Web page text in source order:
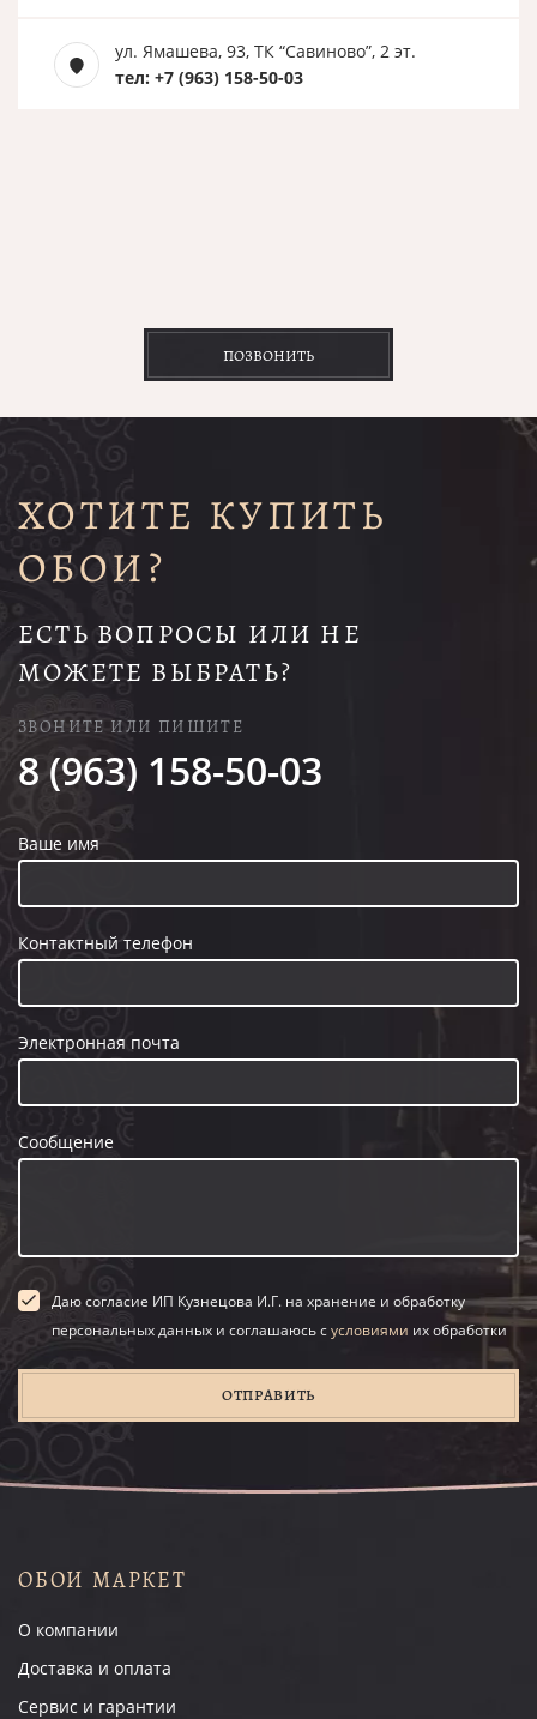
ул. Ямашева, 93, ТК “Савиново”, 2 эт.
тел: +7 (963) 158-50-03
ПОЗВОНИТЬ
ХОТИТЕ КУПИТЬ
ОБОИ?
ЕСТЬ ВОПРОСЫ ИЛИ НЕ
МОЖЕТЕ ВЫБРАТЬ?
ЗВОНИТЕ ИЛИ ПИШИТЕ
8 (963) 158-50-03
Ваше имя
Контактный телефон
Электронная почта
Сообщение
Даю согласие ИП Кузнецова И.Г. на хранение и обработку
персональных данных и соглашаюсь сусловиями их обработки
ОТПРАВИТЬ
ОБОИ МАРКЕТ
О компании
Доставка и оплата
Сервис и гарантии